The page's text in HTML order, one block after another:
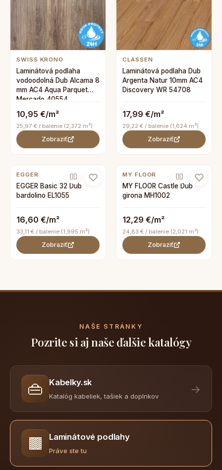
SWISS KRONO
Laminátová podlaha
vodoodolná Dub Alcama 8
mm AC4 Aqua Parquet
Mercado 40554
10,95 €/m²
25,97 € / balenie (2,372 m²)
Zobraziť
CLASSEN
Laminátová podlaha Dub
Argenta Natur 10mm AC4
Discovery WR 54708
17,99 €/m²
29,22 € / balenie (1,624 m²)
Zobraziť
EGGER
EGGER Basic 32 Dub
bardolino EL1055
16,60 €/m²
33,11 € / balenie (1,995 m²)
Zobraziť
MY FLOOR
MY FLOOR Castle Dub
girona MH1002
12,29 €/m²
24,83 € / balenie (2,021 m²)
Zobraziť
NAŠE STRÁNKY
Pozrite si aj naše ďalšie katalógy
👜 Kabelky.sk
Katalóg kabeliek, tašiek a doplnkov
→
🟫 Laminátové podlahy
Práve ste tu